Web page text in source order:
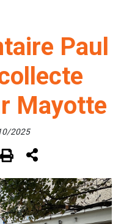
Paul
Mayotte
2025